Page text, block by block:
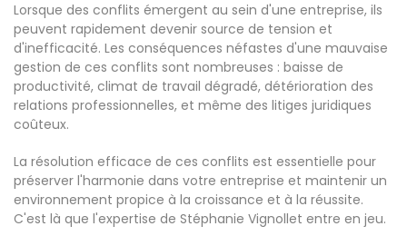
Lorsque des conflits émergent au sein d'une entreprise, ils
peuvent rapidement devenir source de tension et
d'inefficacité. Les conséquences néfastes d'une mauvaise
gestion de ces conflits sont nombreuses : baisse de
productivité, climat de travail dégradé, détérioration des
relations professionnelles, et même des litiges juridiques
coûteux.
La résolution efficace de ces conflits est essentielle pour
préserver l'harmonie dans votre entreprise et maintenir un
environnement propice à la croissance et à la réussite.
C'est là que l'expertise de Stéphanie Vignollet entre en jeu.